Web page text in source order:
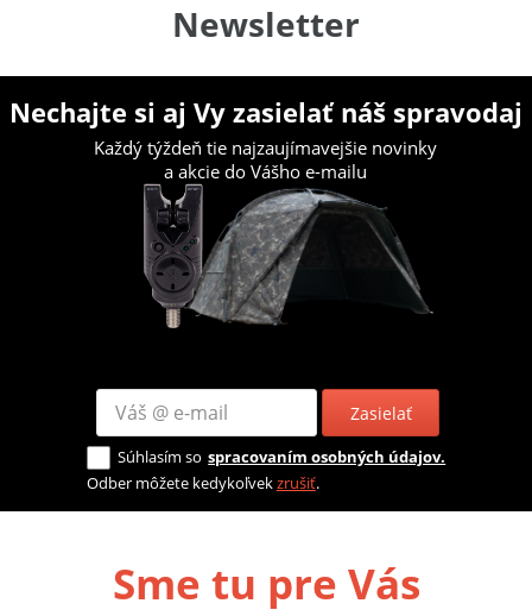
Newsletter
Nechajte si aj Vy zasielať náš spravodaj
Každý týždeň tie najzaujímavejšie novinky
a akcie do Vášho e-mailu
Zasielať
Súhlasím so spracovaním osobných údajov.
Odber môžete kedykoľvekzrušiť.
Sme tu pre Vás